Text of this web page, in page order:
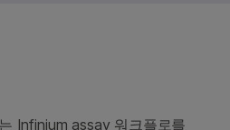
Infinium assay 워크플로를